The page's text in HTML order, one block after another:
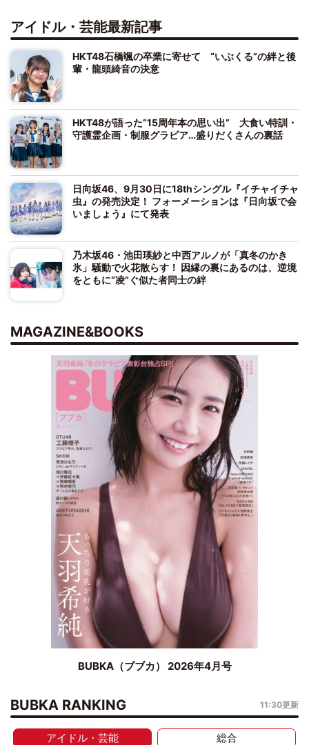
アイドル・芸能最新記事
HKT48石橋颯の卒業に寄せて “いぶくる”の絆と後
輩・龍頭綺音の決意
HKT48が語った“15周年本の思い出” 大食い特訓・
守護霊企画・制服グラビア…盛りだくさんの裏話
日向坂46、9月30日に18thシングル『イチャイチャ
虫』の発売決定！ フォーメーションは『日向坂で会
いましょう』にて発表
乃木坂46・池田瑛紗と中西アルノが「真冬のかき
氷」騒動で火花散らす！ 因縁の裏にあるのは、逆境
をともに“凌”ぐ似た者同士の絆
MAGAZINE&BOOKS
BUBKA（ブブカ） 2026年4月号
BUBKA RANKING 11:30更新
アイドル・芸能 総合